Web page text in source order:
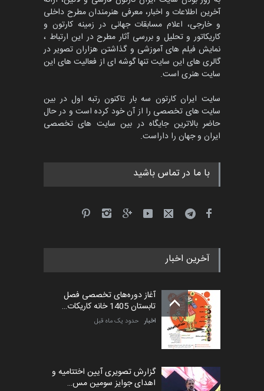
پنجمین مسابقۀ بین‌المللی
کارتون CARTUNION ، …
مهلت 3 ماه دیگر
جشنواره بین‌المللی کارتون
مدارس پرتغال، ۲۰۲۷
مهلت
مهلت
مهلت 6 روز دیگر
آخرین اطلاعات و اخبار، معرفی هنرمندان مطرح داخلی
و خارجی، اعلام مسابقات جهانی در زمینه کارتون و
کاریکاتور و تحلیل و بررسی آثار مطرح در این ارتباط ،
نمایش فیلم های آموزشی و گذاشتن هزاران تصویر در
گالری های این سایت تنها گوشه ای از فعالیت های این
سایت هنری است.
سایت ایران کارتون سه بار تاکنون رتبه اول در بین
سایت های تخصصی را از آن خود کرده است و در حال
حاضر بالاترین جایگاه در بین سایت های تخصصی
ایران و جهان را داراست.
با ما در تماس باشید
آخرین اخبار
آغاز دوره‌های تخصصی فصل
تابستان 1405 خانه کاریکات…
اخبار حدود یک ماه قبل
گزارش تصویری آیین اختتامیه و
اهدای جوایز سومین مس…